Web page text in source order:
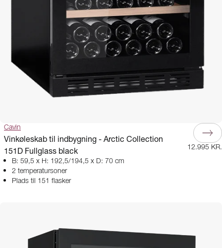
Cavin
Vinkøleskab til indbygning - Arctic Collection
151D Fullglass black
B: 59,5 x H: 192,5/194,5 x D: 70 cm
2 temperatursoner
Plads til 151 flasker
12.995 KR.